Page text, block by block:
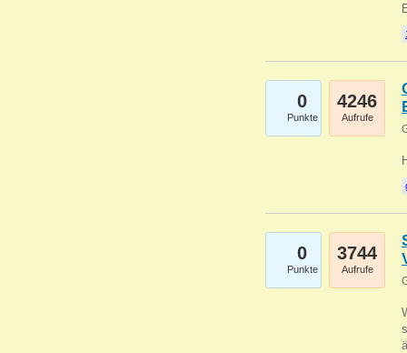
0
Punkte
4246
Aufrufe
0
Punkte
3744
Aufrufe